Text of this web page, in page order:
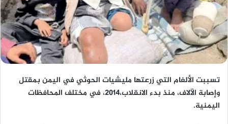
تسببت الألغام التي زرعتها مليشيات الحوثي في اليمن بمقتل
وإصابة الآلاف، منذ بدء الانقلاب،2014، في مختلف المحافظات
اليمنية.